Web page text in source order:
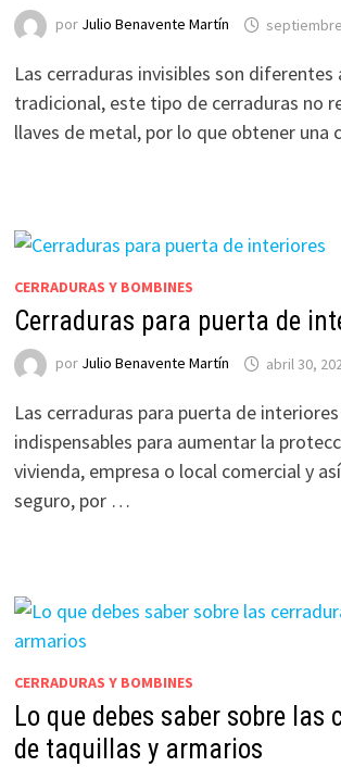
por Julio Benavente Martín
Las cerraduras invisibles son diferentes
tradicional, este tipo de cerraduras no
llaves de metal, por lo que obtener una
CERRADURAS Y BOMBINES
Cerraduras para puerta de
por Julio Benavente Martín abril 30,
Las cerraduras para puerta de
indispensables para aumentar la
vivienda, empresa o local comercial y
seguro, por …
CERRADURAS Y BOMBINES
Lo que debes saber sobre las
de taquillas y armarios